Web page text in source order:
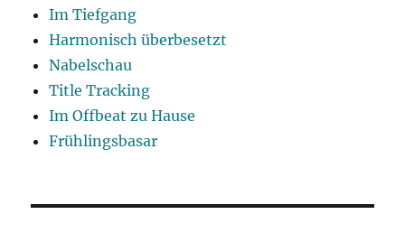
Im Tiefgang
Harmonisch überbesetzt
Nabelschau
Title Tracking
Im Offbeat zu Hause
Frühlingsbasar